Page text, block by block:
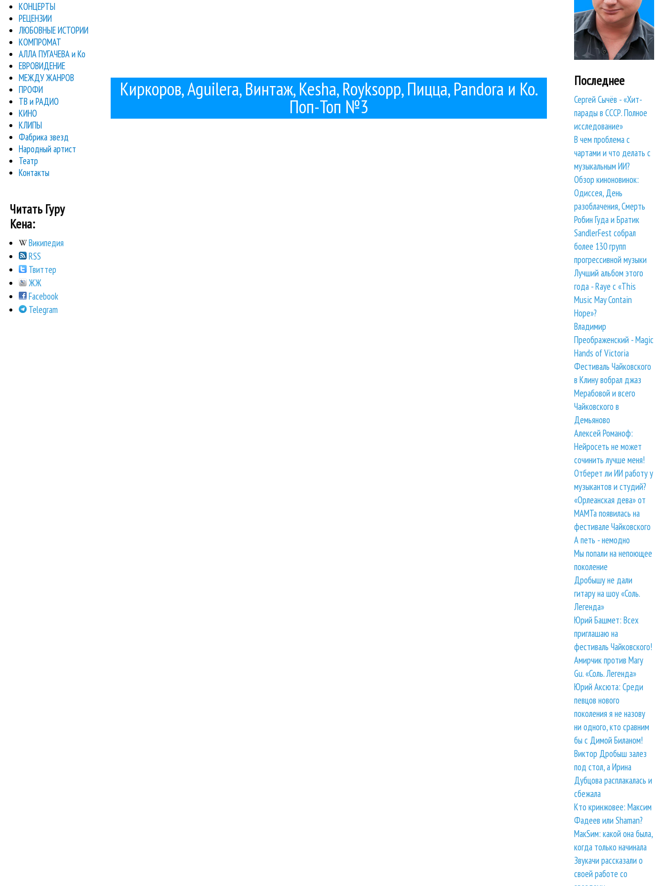
Киркоров, Aguilera, Винтаж, Kesha, Royksopp, Пицца, Pandora и Ко.
Поп-Топ №3
КОНЦЕРТЫ
РЕЦЕНЗИИ
ЛЮБОВНЫЕ ИСТОРИИ
КОМПРОМАТ
АЛЛА ПУГАЧЕВА и Ко
ЕВРОВИДЕНИЕ
МЕЖДУ ЖАНРОВ
ПРОФИ
ТВ и РАДИО
КИНО
КЛИПЫ
Фабрика звезд
Народный артист
Театр
Контакты
Читать Гуру
Кена:
Википедия
RSS
Твиттер
ЖЖ
Facebook
Telegram
Последнее
Сергей Сычёв - «Хит-
парады в СССР. Полное
исследование»
В чем проблема с
чартами и что делать с
музыкальным ИИ?
Обзор киноновинок:
Одиссея, День
разоблачения, Смерть
Робин Гуда и Братик
SandlerFest собрал
более 130 групп
прогрессивной музыки
Лучший альбом этого
года - Raye с «This
Music May Contain
Hope»?
Владимир
Преображенский - Magic
Hands of Victoria
Фестиваль Чайковского
в Клину вобрал джаз
Мерабовой и всего
Чайковского в
Демьяново
Алексей Романоф:
Нейросеть не может
сочинить лучше меня!
Отберет ли ИИ работу у
музыкантов и студий?
«Орлеанская дева» от
МАМТа появилась на
фестивале Чайковского
А петь - немодно
Мы попали на непоющее
поколение
Дробышу не дали
гитару на шоу «Соль.
Легенда»
Юрий Башмет: Всех
приглашаю на
фестиваль Чайковского!
Амирчик против Mary
Gu. «Соль. Легенда»
Юрий Аксюта: Среди
певцов нового
поколения я не назову
ни одного, кто сравним
бы с Димой Биланом!
Виктор Дробыш залез
под стол, а Ирина
Дубцова расплакалась и
сбежала
Кто кринжовее: Максим
Фадеев или Shaman?
МакSим: какой она была,
когда только начинала
Звукачи рассказали о
своей работе со